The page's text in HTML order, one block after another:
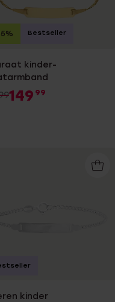
kinder-
149 99
Bestseller
kinder